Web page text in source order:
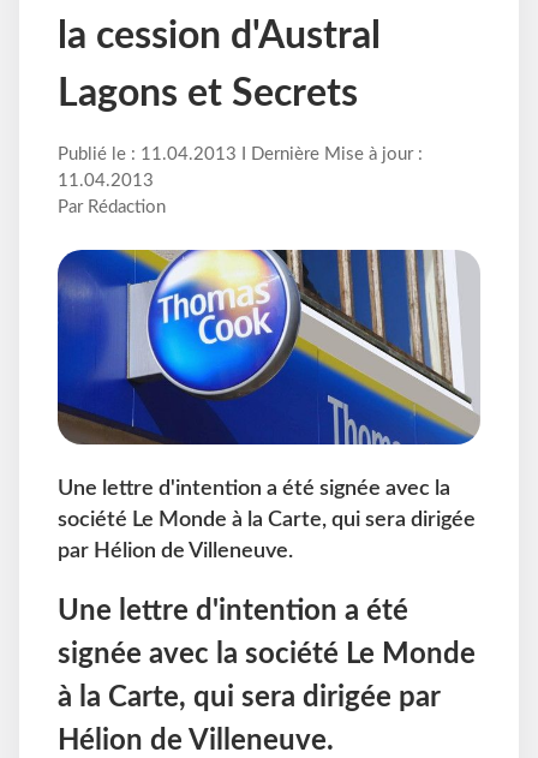
la cession d'Austral
Lagons et Secrets
Publié le : 11.04.2013 I Dernière Mise à jour :
11.04.2013
Par Rédaction
Une lettre d'intention a été signée avec la
société Le Monde à la Carte, qui sera dirigée
par Hélion de Villeneuve.
Une lettre d'intention a été
signée avec la société Le Monde
à la Carte, qui sera dirigée par
Hélion de Villeneuve.